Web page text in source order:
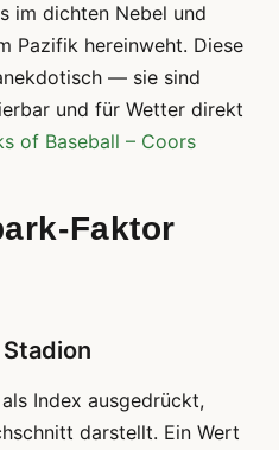
im dichten Nebel und
Pazifik hereinweht. Diese
— sie sind
und für Wetter direkt
of Baseball – Coors
Faktor
Index ausgedrückt,
darstellt. Ein Wert